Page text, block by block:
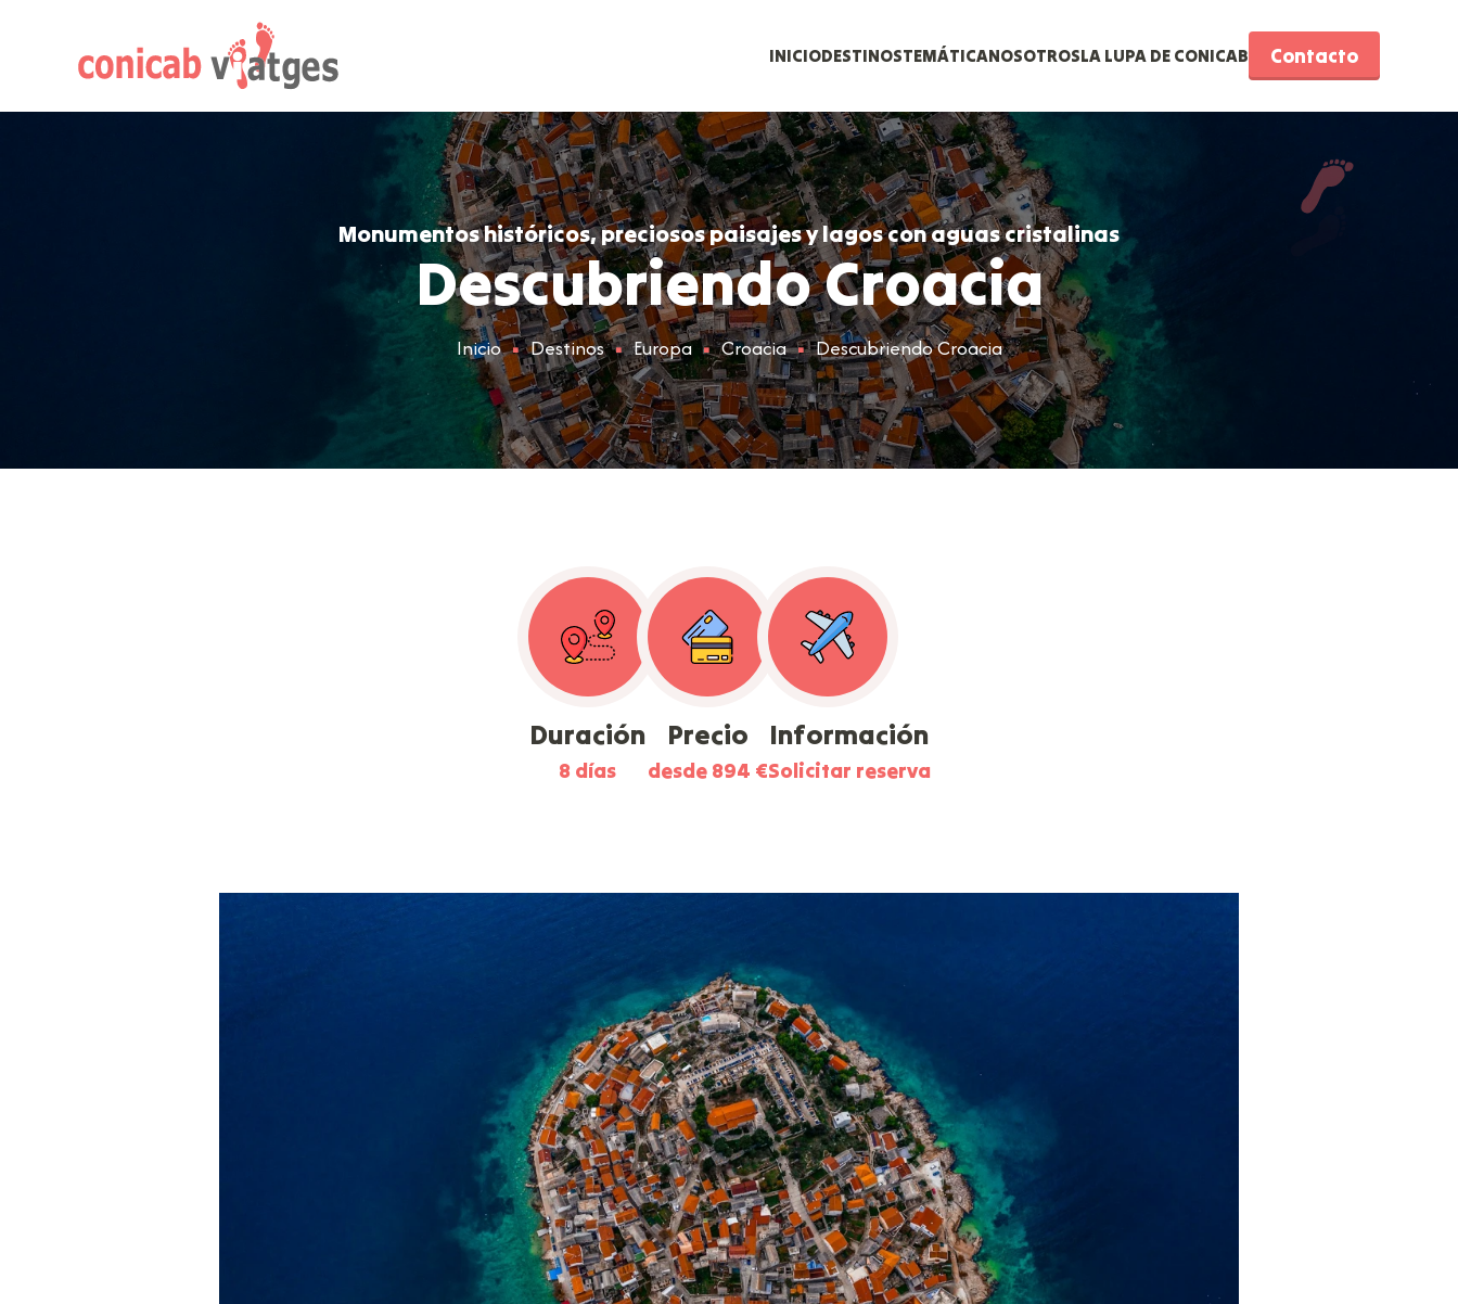
INICIODESTINOSTEMÁTICANOSOTROSLA LUPA DE CONICAB Contacto
Monumentos históricos, preciosos paisajes y lagos con aguas cristalinas
Descubriendo Croacia
Inicio Destinos Europa Croacia Descubriendo Croacia
Duración
8 días
Precio
desde 894 €
Información
Solicitar reserva